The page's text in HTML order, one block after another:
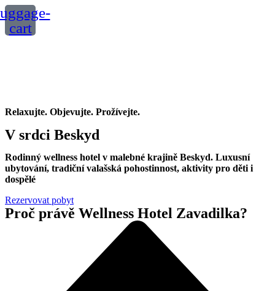
cart
Relaxujte. Objevujte. Prožívejte.
V srdci Beskyd
Rodinný wellness hotel v malebné krajině Beskyd. Luxusní
ubytování, tradiční valašská pohostinnost, aktivity pro děti i
dospělé
Rezervovat pobyt
Proč právě Wellness Hotel Zavadilka?